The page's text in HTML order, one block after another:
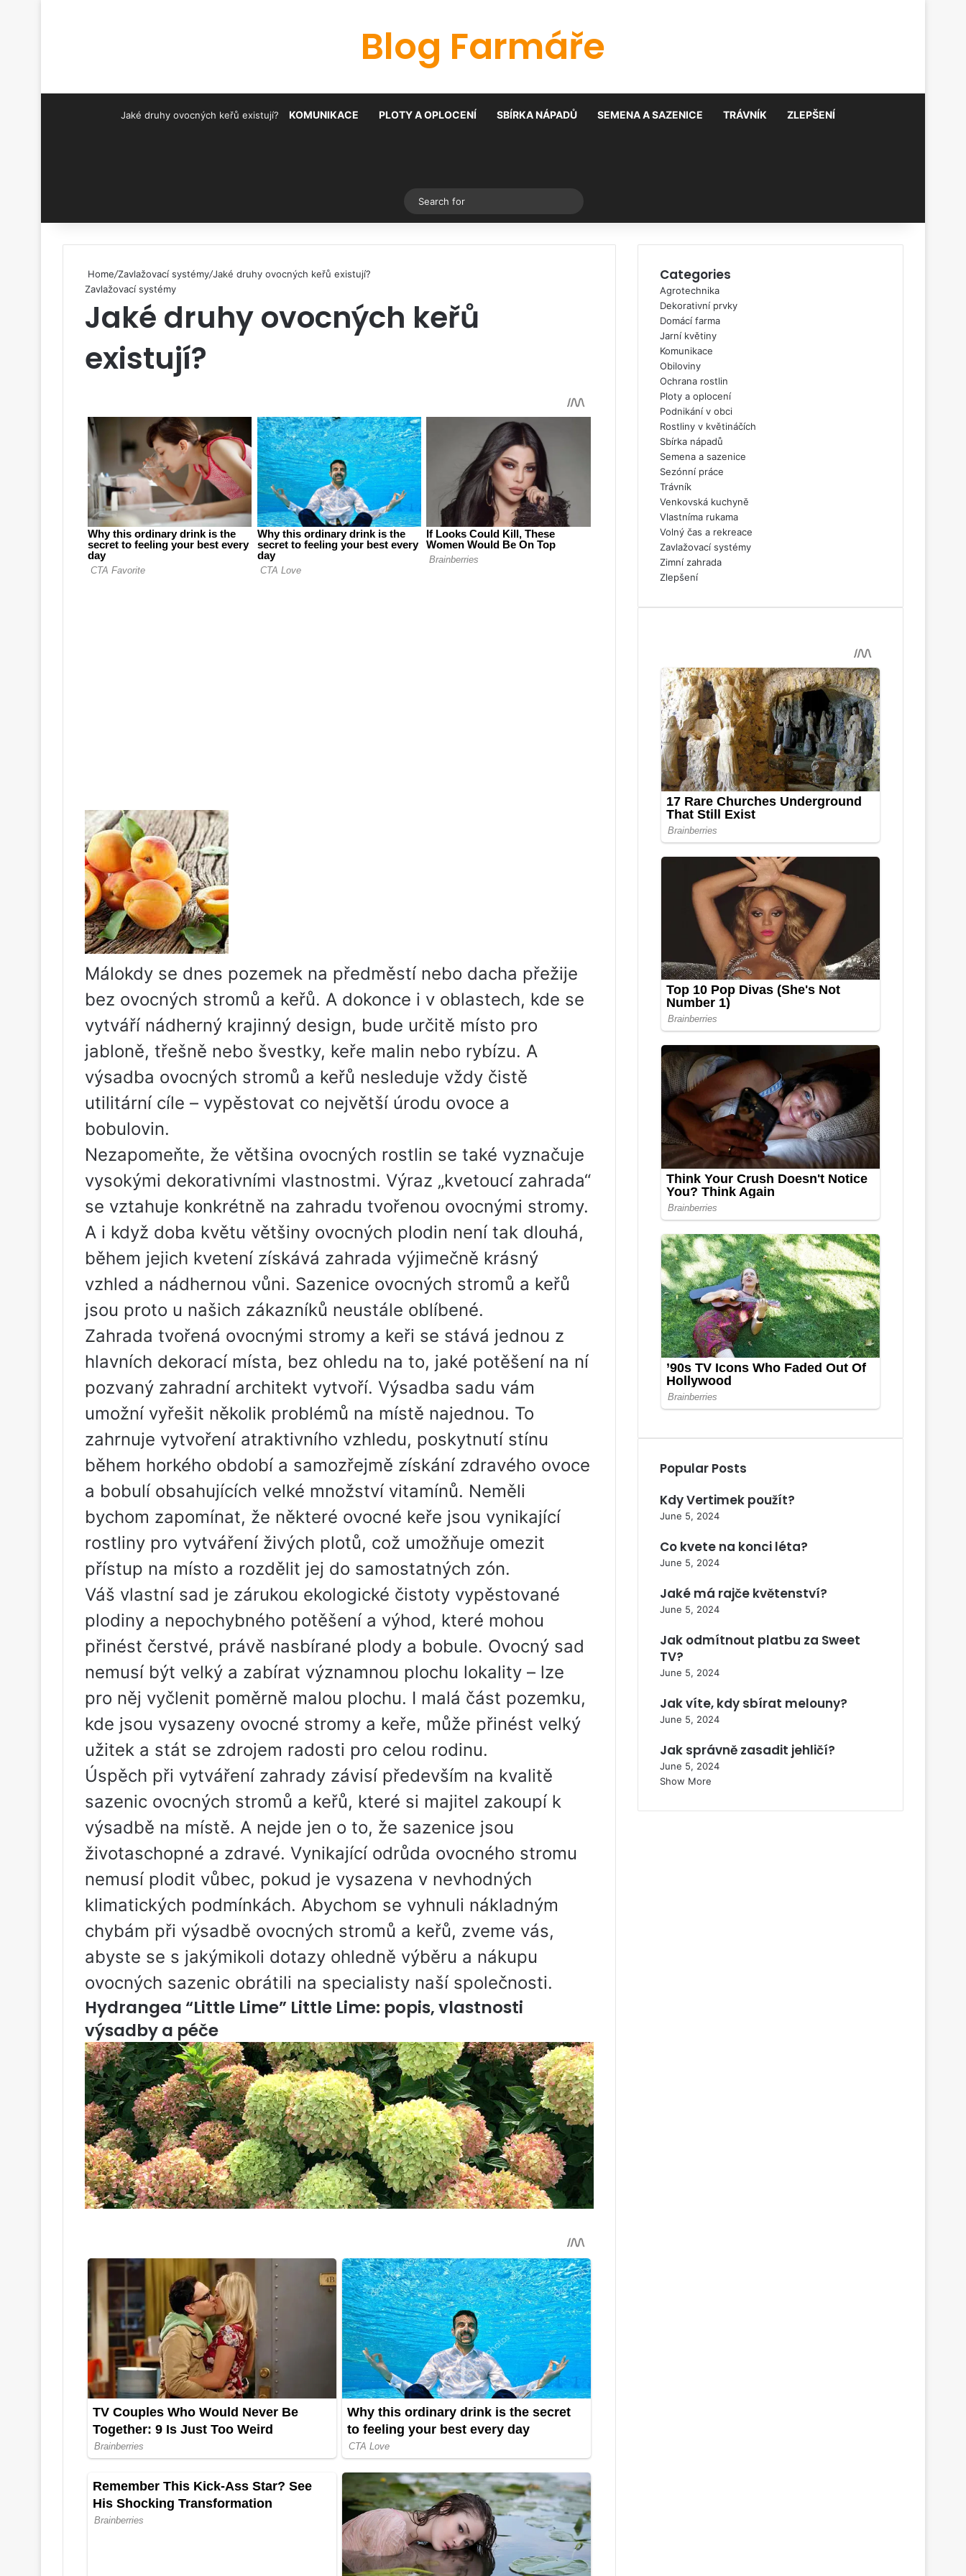
Blog Farmáře
Jaké druhy ovocných keřů existují? KOMUNIKACE PLOTY A OPLOCENÍ SBÍRKA NÁPADŮ SEMENA A SAZENICE TRÁVNÍK ZLEPŠENÍ
Switch skin
for
Home/Zavlažovací systémy/Jaké druhy ovocných keřů existují?
Zavlažovací systémy
Jaké druhy ovocných keřů
existují?
Málokdy se dnes pozemek na předměstí nebo dacha přežije
bez ovocných stromů a keřů. A dokonce i v oblastech, kde se
vytváří nádherný krajinný design, bude určitě místo pro
jabloně, třešně nebo švestky, keře malin nebo rybízu. A
výsadba ovocných stromů a keřů nesleduje vždy čistě
utilitární cíle – vypěstovat co největší úrodu ovoce a
bobulovin.
Nezapomeňte, že většina ovocných rostlin se také vyznačuje
vysokými dekorativními vlastnostmi. Výraz „kvetoucí zahrada“
se vztahuje konkrétně na zahradu tvořenou ovocnými stromy.
A i když doba květu většiny ovocných plodin není tak dlouhá,
během jejich kvetení získává zahrada výjimečně krásný
vzhled a nádhernou vůni. Sazenice ovocných stromů a keřů
jsou proto u našich zákazníků neustále oblíbené.
Zahrada tvořená ovocnými stromy a keři se stává jednou z
hlavních dekorací místa, bez ohledu na to, jaké potěšení na ní
pozvaný zahradní architekt vytvoří. Výsadba sadu vám
umožní vyřešit několik problémů na místě najednou. To
zahrnuje vytvoření atraktivního vzhledu, poskytnutí stínu
během horkého období a samozřejmě získání zdravého ovoce
a bobulí obsahujících velké množství vitamínů. Neměli
bychom zapomínat, že některé ovocné keře jsou vynikající
rostliny pro vytváření živých plotů, což umožňuje omezit
přístup na místo a rozdělit jej do samostatných zón.
Váš vlastní sad je zárukou ekologické čistoty vypěstované
plodiny a nepochybného potěšení a výhod, které mohou
přinést čerstvé, právě nasbírané plody a bobule. Ovocný sad
nemusí být velký a zabírat významnou plochu lokality – lze
pro něj vyčlenit poměrně malou plochu. I malá část pozemku,
kde jsou vysazeny ovocné stromy a keře, může přinést velký
užitek a stát se zdrojem radosti pro celou rodinu.
Úspěch při vytváření zahrady závisí především na kvalitě
sazenic ovocných stromů a keřů, které si majitel zakoupí k
výsadbě na místě. A nejde jen o to, že sazenice jsou
životaschopné a zdravé. Vynikající odrůda ovocného stromu
nemusí plodit vůbec, pokud je vysazena v nevhodných
klimatických podmínkách. Abychom se vyhnuli nákladným
chybám při výsadbě ovocných stromů a keřů, zveme vás,
abyste se s jakýmikoli dotazy ohledně výběru a nákupu
ovocných sazenic obrátili na specialisty naší společnosti.
Hydrangea “Little Lime” Little Lime: popis, vlastnosti
výsadby a péče
Categories
Agrotechnika
Dekorativní prvky
Domácí farma
Jarní květiny
Komunikace
Obiloviny
Ochrana rostlin
Ploty a oplocení
Podnikání v obci
Rostliny v květináčích
Sbírka nápadů
Semena a sazenice
Sezónní práce
Trávník
Venkovská kuchyně
Vlastníma rukama
Volný čas a rekreace
Zavlažovací systémy
Zimní zahrada
Zlepšení
Popular Posts
Kdy Vertimek použít?
June 5, 2024
Co kvete na konci léta?
June 5, 2024
Jaké má rajče květenství?
June 5, 2024
Jak odmítnout platbu za Sweet
TV?
June 5, 2024
Jak víte, kdy sbírat melouny?
June 5, 2024
Jak správně zasadit jehličí?
June 5, 2024
Show More